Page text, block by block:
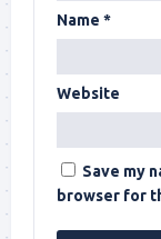
Name *
Website
Save my
browser for